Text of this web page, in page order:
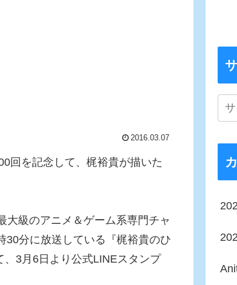
2016.03.07
を記念して、梶裕貴が描いた
級のアニメ＆ゲーム系専門チャ
30分に放送している『梶裕貴のひ
3月6日より公式LINEスタンプ